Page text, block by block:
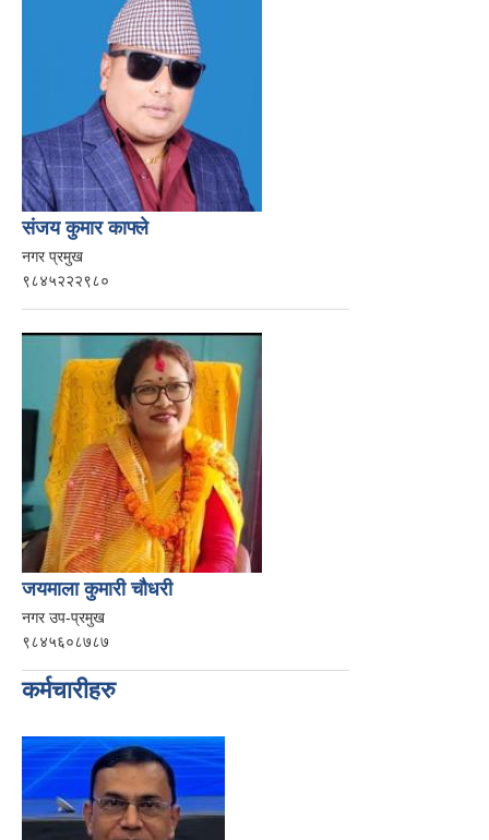
संजय कुमार काफ्ले
नगर प्रमुख
९८४५२२२९८०
जयमाला कुमारी चौधरी
नगर उप-प्रमुख
९८४५६०८७८७
कर्मचारीहरु